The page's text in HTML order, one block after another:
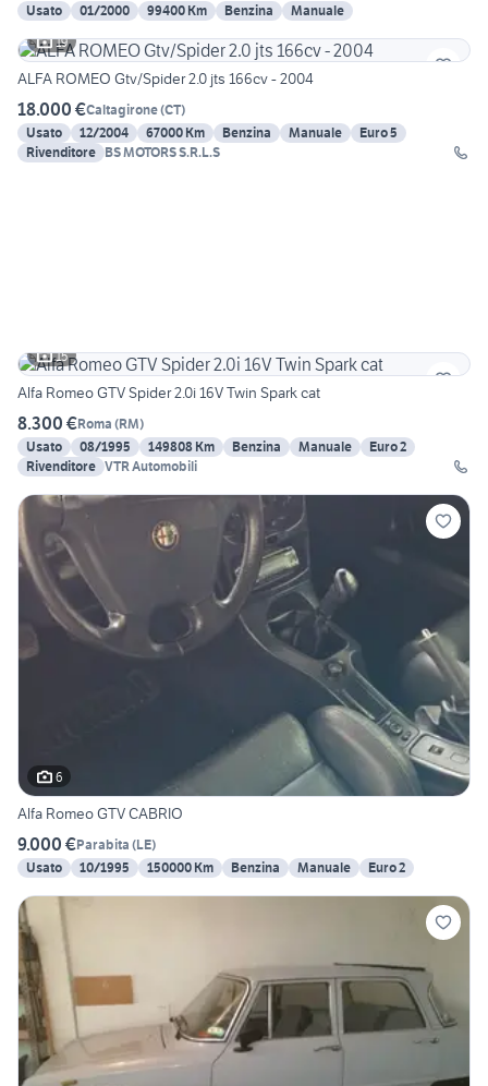
Usato
01/2000 99400 Km Benzina
Manuale
19
ALFA ROMEO Gtv/Spider 2.0 jts 166cv - 2004
18.000 €Caltagirone(CT)
Usato
12/2004 67000 Km Benzina Manuale
Euro 5
Rivenditore BS MOTORS S.R.L.S
15
Alfa Romeo GTV Spider 2.0i 16V Twin Spark cat
8.300 €Roma (RM)
Usato
08/1995 149808 Km Benzina Manuale
Euro 2
Rivenditore VTR Automobili
6
Alfa Romeo GTV CABRIO
9.000 €Parabita (LE)
Usato
10/1995 150000 Km Benzina Manuale Euro 2